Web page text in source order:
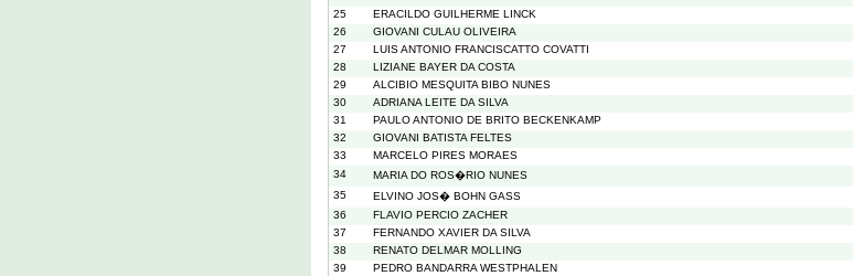
25
ERACILDO GUILHERME LINCK
26
GIOVANI CULAU OLIVEIRA
27
LUIS ANTONIO FRANCISCATTO COVATTI
28
LIZIANE BAYER DA COSTA
29
ALCIBIO MESQUITA BIBO NUNES
30
ADRIANA LEITE DA SILVA
31
PAULO ANTONIO DE BRITO BECKENKAMP
32
GIOVANI BATISTA FELTES
33
MARCELO PIRES MORAES
34
MARIA DO ROS�RIO NUNES
35
ELVINO JOS� BOHN GASS
36
FLAVIO PERCIO ZACHER
37
FERNANDO XAVIER DA SILVA
38
RENATO DELMAR MOLLING
39
PEDRO BANDARRA WESTPHALEN